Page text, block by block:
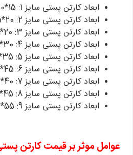
ابعاد کارتن پستی سایز 1: 15*10*10 سانتی‌متر
ابعاد کارتن پستی سایز 2: 20*15*10 سانتی‌متر
ابعاد کارتن پستی سایز 3: 20*20*15 سانتی‌متر
ابعاد کارتن پستی سایز 4: 30*20*20 سانتی‌متر
ابعاد کارتن پستی سایز 5: 35*25*20 سانتی‌متر
ابعاد کارتن پستی سایز 6: 45*25*20 سانتی‌متر
ابعاد کارتن پستی سایز 7: 40*30*25 سانتی‌متر
ابعاد کارتن پستی سایز 8: 45*40*30 سانتی‌متر
ابعاد کارتن پستی سایز 9: 55*45*35 سانتی‌متر
عوامل موثر بر قیمت کارتن